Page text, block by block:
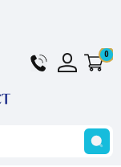
Hotline
024
Tài
khoản
0